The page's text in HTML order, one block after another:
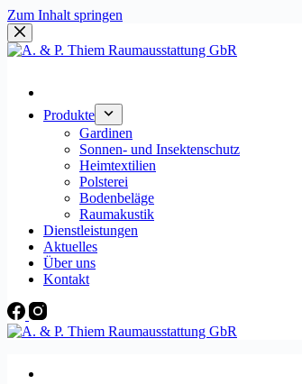
Zum Inhalt springen
Produkte
Gardinen
Sonnen- und Insektenschutz
Heimtextilien
Polsterei
Bodenbeläge
Raumakustik
Dienstleistungen
Aktuelles
Über uns
Kontakt